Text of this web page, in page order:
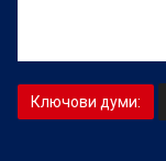
Ключови думи: